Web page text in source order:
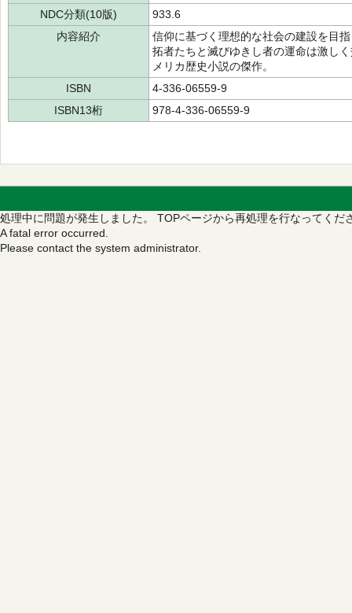
NDC分類(10版)
933.6
内容紹介
信仰に基づく理想的な社会の建設を目
拓者たちと滅びゆきし者の運命は激し
メリカ歴史小説の傑作。
ISBN
4-336-06559-9
ISBN13桁
978-4-336-06559-9
処理中に問題が発生しました。 TOPページから再処理を行なってくだ
A fatal error occurred.
Please contact the system administrator.